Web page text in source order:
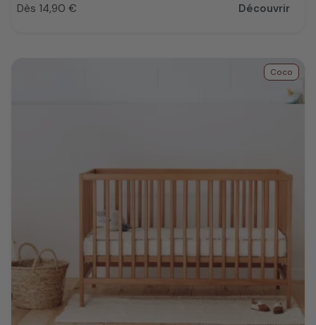
Prix
Dès 14,90 € Découvrir
Coco